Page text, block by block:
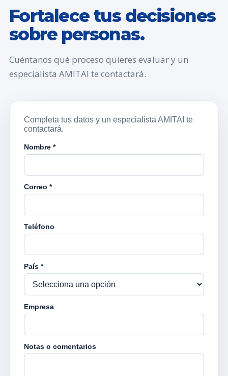
Fortalece tus decisiones
sobre personas.
Cuéntanos qué proceso quieres evaluar y un
especialista AMITAI te contactará.